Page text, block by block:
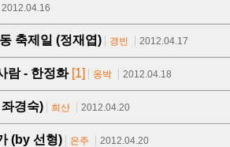
2012.04.16
축제일 (정재엽) 경빈 2012.04.17
람 - 한정화 [1] 옹박 2012.04.18
경숙) 희산 2012.04.20
(by 선형) 은주 2012.04.20